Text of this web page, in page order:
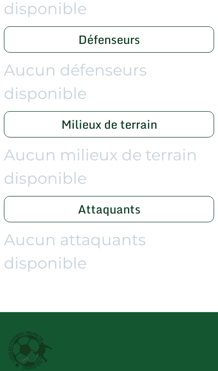
disponible
Défenseurs
Aucun défenseurs
disponible
Milieux de terrain
Aucun milieux de terrain
disponible
Attaquants
Aucun attaquants
disponible